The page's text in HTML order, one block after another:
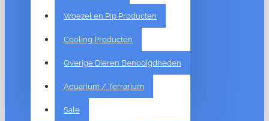
Woezel en Pip Producten
Cooling Producten
Overige Dieren Benodigdheden
Aquarium / Terrarium
Sale